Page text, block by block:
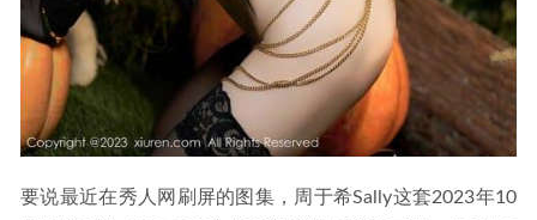
要说最近在秀人网刷屏的图集，周于希Sally这套2023年10